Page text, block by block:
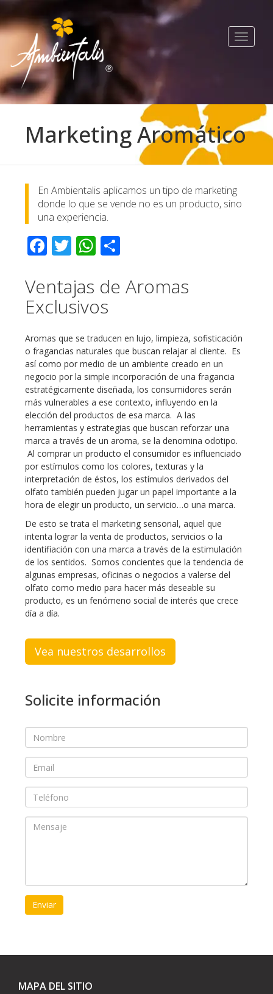
Toggle
Marketing Aromático
En Ambientalis aplicamos un tipo de marketing
donde lo que se vende no es un producto, sino
una experiencia.
Facebook
TwitterWhatsApp
Ventajas de Aromas
Exclusivos
Aromas que se traducen en lujo, limpieza, sofisticación
o fragancias naturales que buscan relajar al cliente. Es
así como por medio de un ambiente creado en un
negocio por la simple incorporación de una fragancia
estratégicamente diseñada, los consumidores serán
más vulnerables a ese contexto, influyendo en la
elección del productos de esa marca. A las
herramientas y estrategias que buscan reforzar una
marca a través de un aroma, se la denomina odotipo.
Al comprar un producto el consumidor es influenciado
por estímulos como los colores, texturas y la
interpretación de éstos, los estímulos derivados del
olfato también pueden jugar un papel importante a la
hora de elegir un producto, un servicio…o una marca.
De esto se trata el marketing sensorial, aquel que
intenta lograr la venta de productos, servicios o la
identifiación con una marca a través de la estimulación
de los sentidos. Somos concientes que la tendencia de
algunas empresas, oficinas o negocios a valerse del
olfato como medio para hacer más deseable su
producto, es un fenómeno social de interés que crece
día a día.
Vea nuestros desarrollos
Solicite información
MAPA DEL SITIO